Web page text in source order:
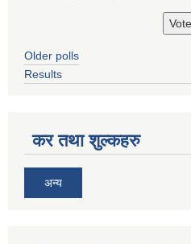
Older polls
Results
कर तथा शुल्कहरु
अन्य